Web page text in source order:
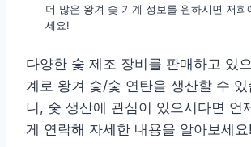
더 많은 왕겨 숯 기계 정보를 원하시면 저희
세요!
다양한 숯 제조 장비를 판매하고 있
계로 왕겨 숯/숯 연탄을 생산할 수 있
니, 숯 생산에 관심이 있으시다면 언
게 연락해 자세한 내용을 알아보세요!